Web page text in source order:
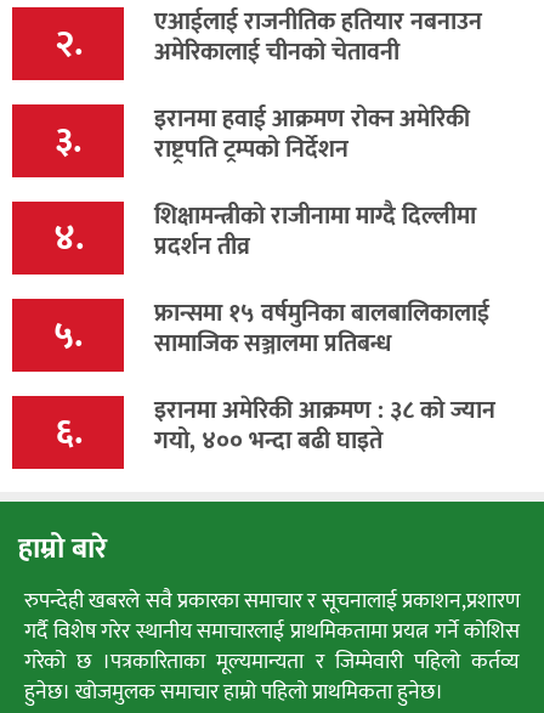
२. एआईलाई राजनीतिक हतियार नबनाउन
अमेरिकालाई चीनको चेतावनी
३. इरानमा हवाई आक्रमण रोक्न अमेरिकी
राष्ट्रपति ट्रम्पको निर्देशन
४. शिक्षामन्त्रीको राजीनामा माग्दै दिल्लीमा
प्रदर्शन तीव्र
५. फ्रान्समा १५ वर्षमुनिका बालबालिकालाई
सामाजिक सञ्जालमा प्रतिबन्ध
६. इरानमा अमेरिकी आक्रमण : ३८ को ज्यान
गयो, ४०० भन्दा बढी घाइते
हाम्रो बारे
रुपन्देही खबरले सवै प्रकारका समाचार र सूचनालाई प्रकाशन,प्रशारण
गर्दै विशेष गरेर स्थानीय समाचारलाई प्राथमिकतामा प्रयत्न गर्ने कोशिस
गरेको छ ।पत्रकारिताका मूल्यमान्यता र जिम्मेवारी पहिलो कर्तव्य
हुनेछ। खोजमुलक समाचार हाम्रो पहिलो प्राथमिकता हुनेछ।